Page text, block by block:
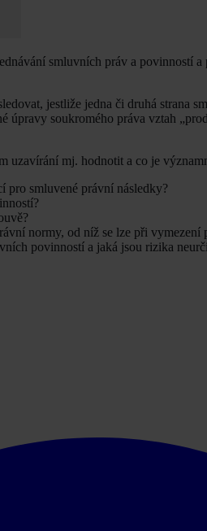
smluvních práv a povinností
jestliže jedna či druhá strana
úpravy soukromého práva vztah
uzavírání mj. hodnotit a co je
pro smluvené právní následky?
normy, od níž se lze při vymezení
povinností a jaká jsou rizika